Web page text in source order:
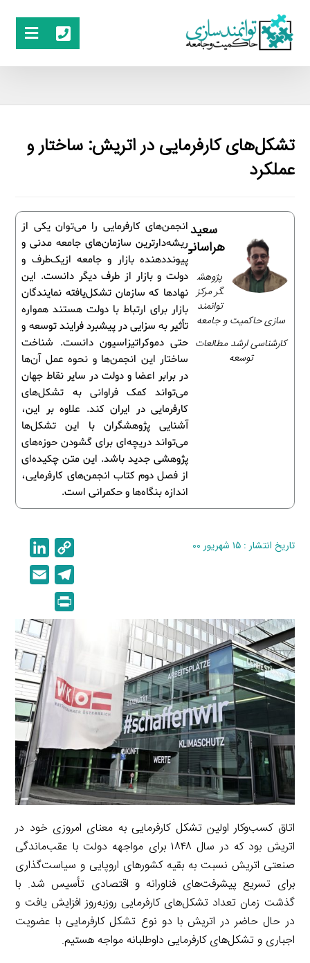
تشکل‌های کارفرمایی در اتریش: ساختار و
عملکرد
انجمن‌های کارفرمایی را می‌توان یکی از
ریشه‌دارترین سازمان‌های جامعه مدنی و
پیونددهنده بازار و جامعه ازیک‌طرف و
دولت و بازار از طرف دیگر دانست. این
نهادها که سازمان تشکل‌یافته نمایندگان
بازار برای ارتباط با دولت هستند همواره
تأثیر به سزایی در پیشبرد فرایند توسعه و
حتی دموکراتیزاسیون دانست. شناخت
ساختار این انجمن‌ها و نحوه عمل آن‌ها
در برابر اعضا و دولت در سایر نقاط جهان
می‌تواند کمک فراوانی به تشکل‌های
کارفرمایی در ایران کند. علاوه بر این،
آشنایی پژوهشگران با این تشکل‌ها
می‌تواند دریچه‌ای برای گشودن حوزه‌های
پژوهشی جدید باشد. این متن چکیده‌ای
از فصل دوم کتاب انجمن‌های کارفرمایی،
اندازه بنگاه‌ها و حکمرانی است.
سعید
هراسانی
پژوهش
گر مرکز
توانمند
سازی حاکمیت و جامعه
کارشناسی ارشد مطالعات
توسعه
تاریخ انتشار : ۱۵ شهریور ۰۰
o
p
y
L
n
k
i
n
e
d
n
e
l
e
g
r
a
m
i
l
r
i
n
t
اتاق کسب‌وکار اولین تشکل کارفرمایی به معنای امروزی خود در
اتریش بود که در سال ۱۸۴۸ برای مواجهه دولت با عقب‌ماندگی
صنعتی اتریش نسبت به بقیه کشورهای اروپایی و سیاست‌گذاری
برای تسریع پیشرفت‌های فناورانه و اقتصادی تأسیس شد. با
گذشت زمان تعداد تشکل‌های کارفرمایی روزبه‌روز افزایش یافت و
در حال حاضر در اتریش با دو نوع تشکل کارفرمایی با عضویت
اجباری و تشکل‌های کارفرمایی داوطلبانه مواجه هستیم.